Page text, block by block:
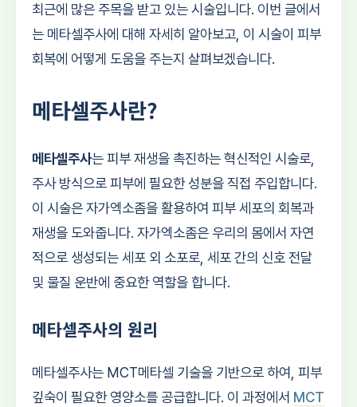
최근에 많은 주목을 받고 있는 시술입니다. 이번 글에서
는 메타셀주사에 대해 자세히 알아보고, 이 시술이 피부
회복에 어떻게 도움을 주는지 살펴보겠습니다.
메타셀주사란?
메타셀주사는 피부 재생을 촉진하는 혁신적인 시술로,
주사 방식으로 피부에 필요한 성분을 직접 주입합니다.
이 시술은 자가엑소좀을 활용하여 피부 세포의 회복과
재생을 도와줍니다. 자가엑소좀은 우리의 몸에서 자연
적으로 생성되는 세포 외 소포로, 세포 간의 신호 전달
및 물질 운반에 중요한 역할을 합니다.
메타셀주사의 원리
메타셀주사는 MCT메타셀 기술을 기반으로 하여, 피부
깊숙이 필요한 영양소를 공급합니다. 이 과정에서 MCT